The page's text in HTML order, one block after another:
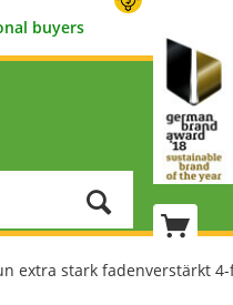
buyers
extra stark fadenverstärkt